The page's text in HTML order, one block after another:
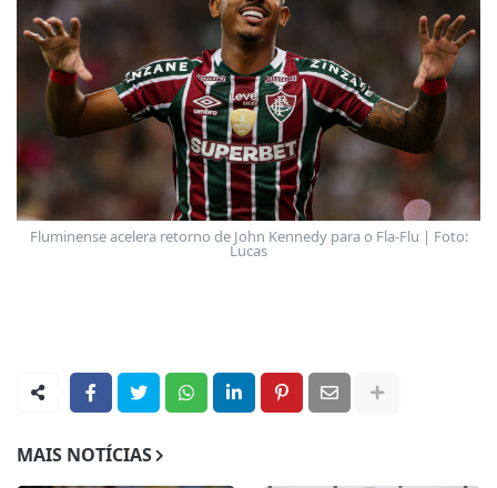
Fluminense acelera retorno de John Kennedy para o Fla-Flu | Foto:
Lucas
MAIS NOTÍCIAS